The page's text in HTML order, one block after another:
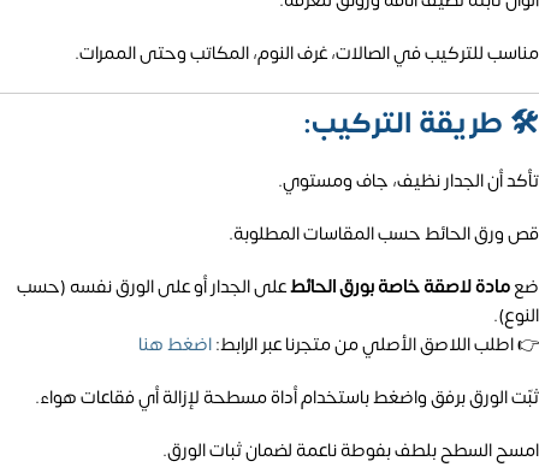
مناسب للتركيب في الصالات، غرف النوم، المكاتب وحتى الممرات.
🛠️ طريقة التركيب:
تأكد أن الجدار نظيف، جاف ومستوي.
قص ورق الحائط حسب المقاسات المطلوبة.
ضعمادة لاصقة خاصة بورق الحائطعلى الجدار أو على الورق نفسه (حسب
النوع).
👉 اطلب اللاصق الأصلي من متجرنا عبر الرابط:اضغط هنا
ثبّت الورق برفق واضغط باستخدام أداة مسطحة لإزالة أي فقاعات هواء.
امسح السطح بلطف بفوطة ناعمة لضمان ثبات الورق.